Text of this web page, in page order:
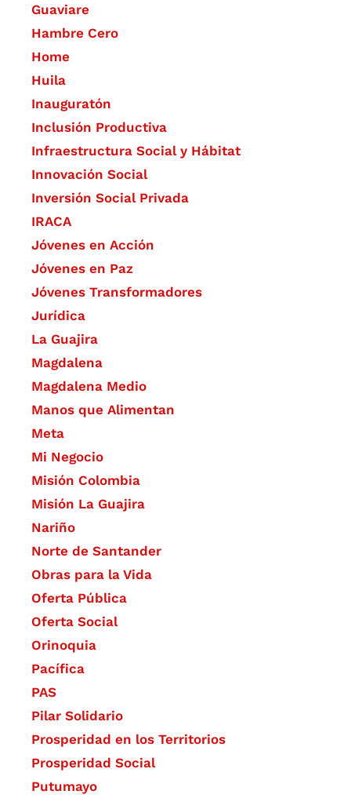
Guaviare
Hambre Cero
Home
Huila
Inauguratón
Inclusión Productiva
Infraestructura Social y Hábitat
​Innovación Social
Inversión Social Privada
IRACA
Jóvenes en Acción
Jóvenes en Paz
Jóvenes Transformadores
Jurídica
La Guajira
Magdalena
Magdalena Medio
Manos que Alimentan
Meta
Mi Negocio
Misión Colombia
Misión La Guajira
Nariño
Norte de Santander
Obras para la Vida
Oferta Pública
Oferta Social​​
Orinoquia
Pacífica
PAS
Pilar Solidario
Prosperidad en los Territorios
Prosperidad Social
Putumayo